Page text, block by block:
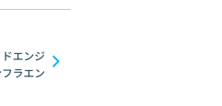
川県
エンジ
ラエン